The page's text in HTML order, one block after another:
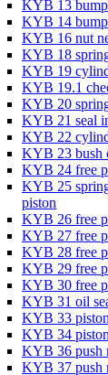
KYB 13
KYB 14
KYB 16 nut
KYB 18
KYB 19
KYB 19.1
KYB 20
KYB 21 seal
KYB 22
KYB 23 bush
KYB 24 free
KYB 25
piston
KYB 26 free
KYB 27 free
KYB 28 free
KYB 29 free
KYB 30 free
KYB 31 oil
KYB 33
KYB 34
KYB 36 push
KYB 37 push